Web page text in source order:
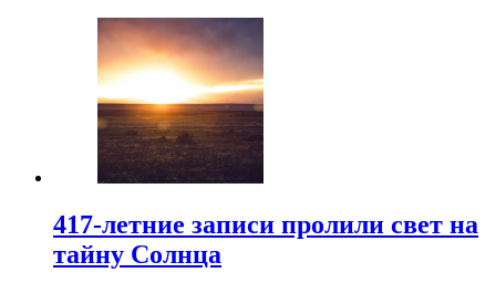
417-летние записи пролили свет на
тайну Солнца